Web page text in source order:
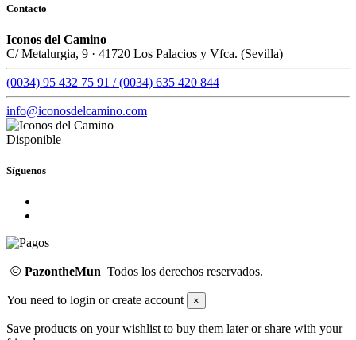
Contacto
Iconos del Camino
C/ Metalurgia, 9 · 41720 Los Palacios y Vfca. (Sevilla)
(0034) 95 432 75 91 / (0034) 635 420 844
info@iconosdelcamino.com
Disponible
Síguenos
© PazontheMun Todos los derechos reservados.
You need to login or create account ×
Save products on your wishlist to buy them later or share with your